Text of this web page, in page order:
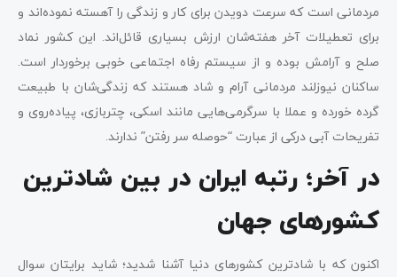
مردمانی است که سرعت دویدن برای کار و زندگی را آهسته نموده‌اند و
برای تعطیلات آخر هفته‌شان ارزش بسیاری قائل‌اند. این کشور نماد
صلح و آرامش بوده و از سیستم رفاه اجتماعی خوبی برخوردار است.
ساکنان نیوزلند مردمانی آرام و شاد هستند که زندگی‌شان با طبیعت
گرده خورده و عملا با سرگرمی‌هایی مانند اسکی، چتربازی، پیاده‌روی و
تفریحات آبی درکی از عبارت “حوصله سر رفتن” ندارند.
در آخر؛ رتبه ایران در بین شادترین
کشورهای جهان
اکنون که با شادترین کشورهای دنیا آشنا شدید؛ شاید برایتان سوال